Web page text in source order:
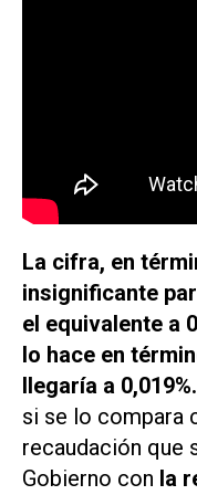
La cifra, en
insignificante
el equivalente a
lo hace en
llegaría a 0,019%.
si se lo compara
recaudación que
Gobierno con la